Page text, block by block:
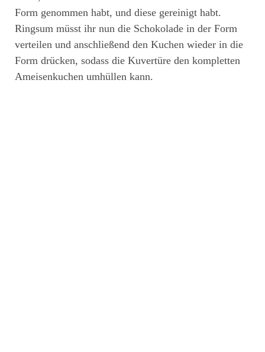
Form genommen habt, und diese gereinigt habt.
Ringsum müsst ihr nun die Schokolade in der Form
verteilen und anschließend den Kuchen wieder in die
Form drücken, sodass die Kuvertüre den kompletten
Ameisenkuchen umhüllen kann.